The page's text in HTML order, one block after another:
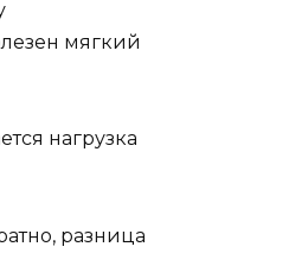
мягкий
нагрузка
разница